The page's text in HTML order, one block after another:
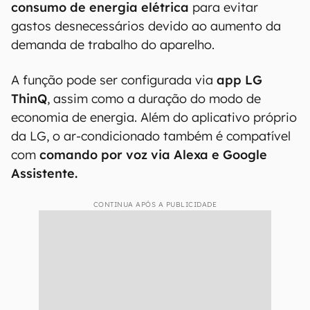
consumo de energia elétrica para evitar
gastos desnecessários devido ao aumento da
demanda de trabalho do aparelho.
A função pode ser configurada via app LG
ThinQ, assim como a duração do modo de
economia de energia. Além do aplicativo próprio
da LG, o ar-condicionado também é compatível
com comando por voz via Alexa e Google
Assistente.
CONTINUA APÓS A PUBLICIDADE